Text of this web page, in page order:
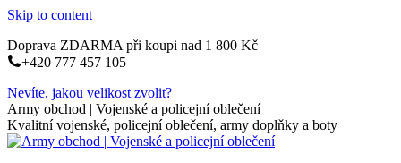
Skip to content
Doprava ZDARMA při koupi nad 1 800 Kč
+420 777 457 105
Nevíte, jakou velikost zvolit?
Army obchod | Vojenské a policejní oblečení
Kvalitní vojenské, policejní oblečení, army doplňky a boty